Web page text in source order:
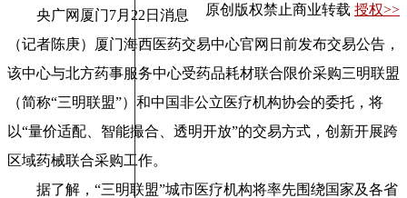
原创版权禁止商业转载 授权>>
央广网厦门7月22日消息
（记者陈庚）厦门海西医药交易中心官网日前发布交易公告，
该中心与北方药事服务中心受药品耗材联合限价采购三明联盟
（简称“三明联盟”）和中国非公立医疗机构协会的委托，将
以“量价适配、智能撮合、透明开放”的交易方式，创新开展跨
区域药械联合采购工作。
据了解，“三明联盟”城市医疗机构将率先围绕国家及各省